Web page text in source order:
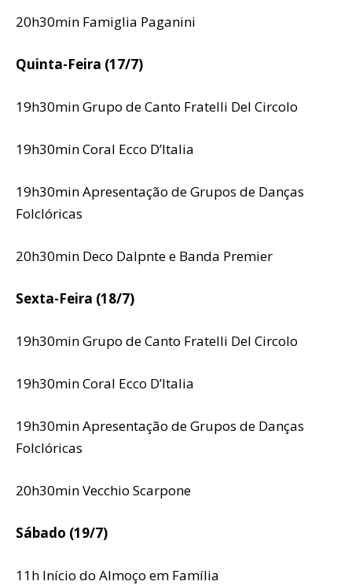
20h30min Famiglia Paganini
Quinta-Feira (17/7)
19h30min Grupo de Canto Fratelli Del Circolo
19h30min Coral Ecco D’Italia
19h30min Apresentação de Grupos de Danças
Folclóricas
20h30min Deco Dalpnte e Banda Premier
Sexta-Feira (18/7)
19h30min Grupo de Canto Fratelli Del Circolo
19h30min Coral Ecco D’Italia
19h30min Apresentação de Grupos de Danças
Folclóricas
20h30min Vecchio Scarpone
Sábado (19/7)
11h Início do Almoço em Família